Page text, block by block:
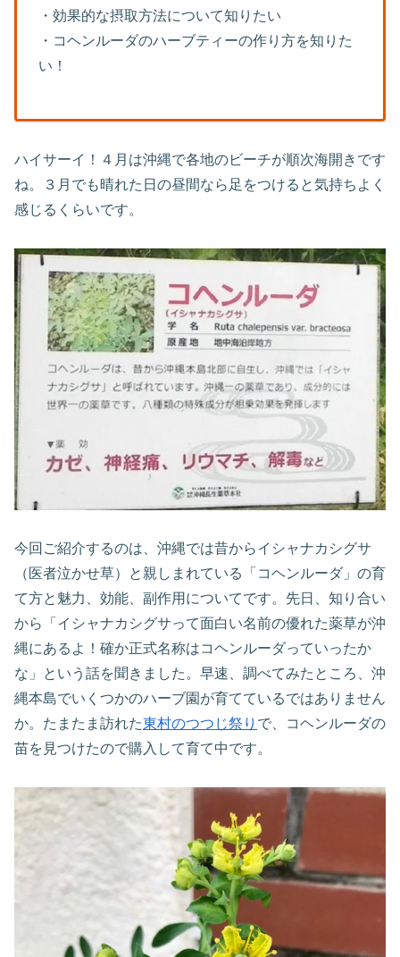
・効果的な摂取方法について知りたい
・コヘンルーダのハーブティーの作り方を知りた
い！
ハイサーイ！４月は沖縄で各地のビーチが順次海開きです
ね。３月でも晴れた日の昼間なら足をつけると気持ちよく
感じるくらいです。
今回ご紹介するのは、沖縄では昔からイシャナカシグサ
（医者泣かせ草）と親しまれている「コヘンルーダ」の育
て方と魅力、効能、副作用についてです。先日、知り合い
から「イシャナカシグサって面白い名前の優れた薬草が沖
縄にあるよ！確か正式名称はコヘンルーダっていったか
な」という話を聞きました。早速、調べてみたところ、沖
縄本島でいくつかのハーブ園が育てているではありません
か。たまたま訪れた東村のつつじ祭り で、コヘンルーダの
苗を見つけたので購入して育て中です。